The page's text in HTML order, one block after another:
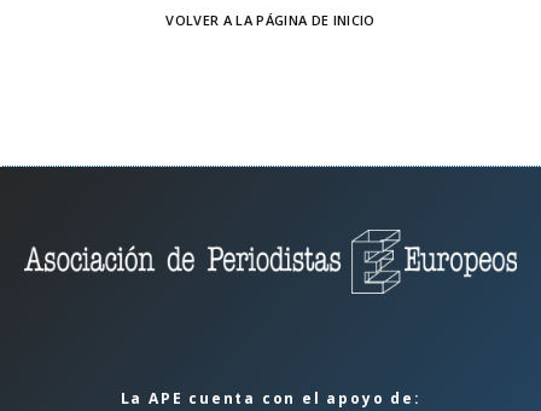
VOLVER A LA PÁGINA DE INICIO
La APE cuenta con el apoyo de: